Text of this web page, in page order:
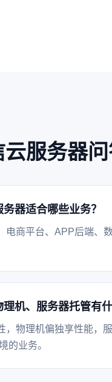
云服务器
器适合哪些业务？
电商平台、APP后端、
机、服务器托管有什
，物理机偏独享性能，
的业务。